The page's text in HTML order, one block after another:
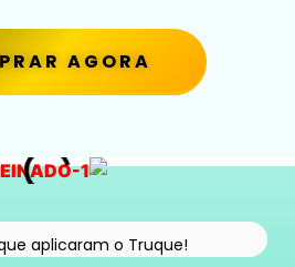
AGORA
aplicaram o Truque!